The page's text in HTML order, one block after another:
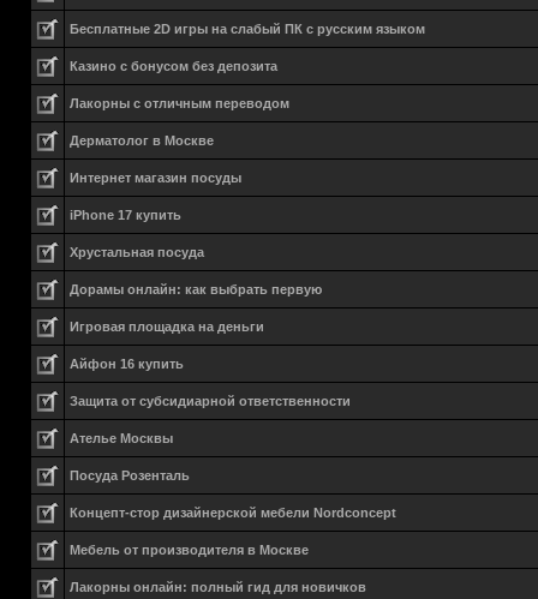
Бесплатные 2D игры на слабый ПК с русским языком
Казино с бонусом без депозита
Лакорны с отличным переводом
Дерматолог в Москве
Интернет магазин посуды
iPhone 17 купить
Хрустальная посуда
Дорамы онлайн: как выбрать первую
Игровая площадка на деньги
Айфон 16 купить
Защита от субсидиарной ответственности
Ателье Москвы
Посуда Розенталь
Концепт-стор дизайнерской мебели Nordconcept
Мебель от производителя в Москве
Лакорны онлайн: полный гид для новичков